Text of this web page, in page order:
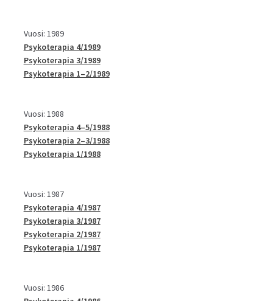
Vuosi: 1989
Psykoterapia 4/1989
Psykoterapia 3/1989
Psykoterapia 1–2/1989
Vuosi: 1988
Psykoterapia 4–5/1988
Psykoterapia 2–3/1988
Psykoterapia 1/1988
Vuosi: 1987
Psykoterapia 4/1987
Psykoterapia 3/1987
Psykoterapia 2/1987
Psykoterapia 1/1987
Vuosi: 1986